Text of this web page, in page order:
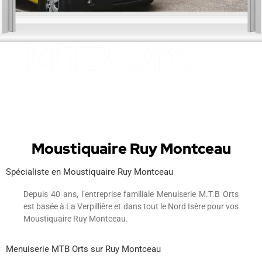
Moustiquaire Ruy Montceau
Spécialiste en Moustiquaire Ruy Montceau
Depuis 40 ans, l’entreprise familiale Menuiserie M.T.B Orts
est basée à La Verpillière et dans tout le Nord Isère pour vos
Moustiquaire Ruy Montceau.
Menuiserie MTB Orts sur Ruy Montceau